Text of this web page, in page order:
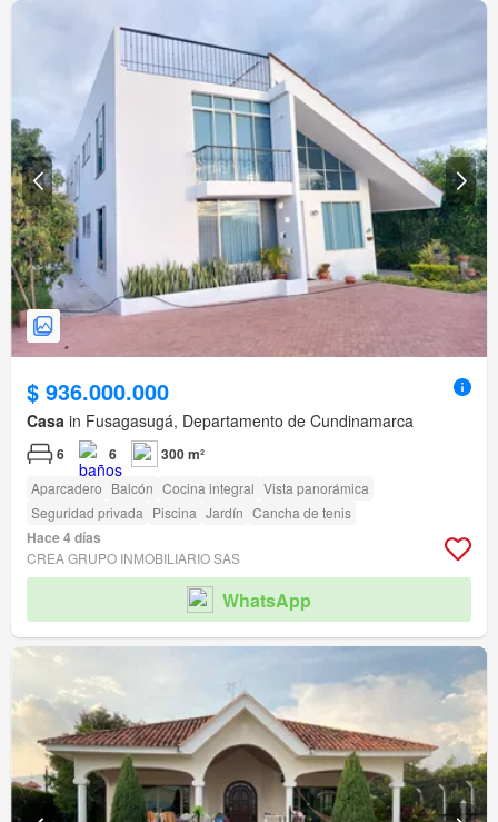
$ 936.000.000
Casa in Fusagasugá, Departamento de Cundinamarca
6 6 300 m²
Aparcadero Balcón Cocina integral Vista panorámica
Seguridad privada Piscina Jardín Cancha de tenis
Hace 4 días
CREA GRUPO INMOBILIARIO SAS
WhatsApp